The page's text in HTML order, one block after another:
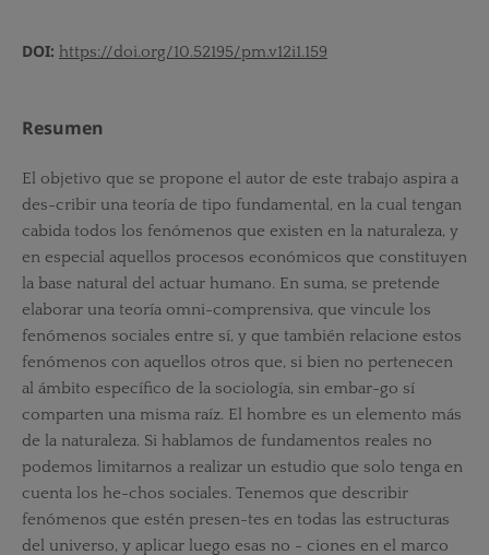
DOI: https://doi.org/10.52195/pm.v12i1.159
Resumen
El objetivo que se propone el autor de este trabajo aspira a
des-cribir una teoría de tipo fundamental, en la cual tengan
cabida todos los fenómenos que existen en la naturaleza, y
en especial aquellos procesos económicos que constituyen
la base natural del actuar humano. En suma, se pretende
elaborar una teoría omni-comprensiva, que vincule los
fenómenos sociales entre sí, y que también relacione estos
fenómenos con aquellos otros que, si bien no pertenecen
al ámbito específico de la sociología, sin embar-go sí
comparten una misma raíz. El hombre es un elemento más
de la naturaleza. Si hablamos de fundamentos reales no
podemos limitarnos a realizar un estudio que solo tenga en
cuenta los he-chos sociales. Tenemos que describir
fenómenos que estén presen-tes en todas las estructuras
del universo, y aplicar luego esas no - ciones en el marco